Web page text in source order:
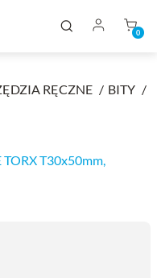
0
RĘCZNE BITY
T30x50mm,